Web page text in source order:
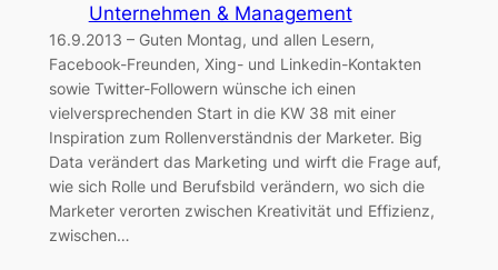
Unternehmen & Management
16.9.2013 – Guten Montag, und allen Lesern,
Facebook-Freunden, Xing- und Linkedin-Kontakten
sowie Twitter-Followern wünsche ich einen
vielversprechenden Start in die KW 38 mit einer
Inspiration zum Rollenverständnis der Marketer. Big
Data verändert das Marketing und wirft die Frage auf,
wie sich Rolle und Berufsbild verändern, wo sich die
Marketer verorten zwischen Kreativität und Effizienz,
zwischen…